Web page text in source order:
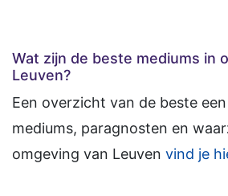
Wat zijn de beste mediums in
Leuven?
Een overzicht van de beste
mediums, paragnosten en
omgeving van Leuven vind je